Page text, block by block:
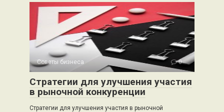
Советы бизнеса 0
Стратегии для улучшения участия
в рыночной конкуренции
Стратегии для улучшения участия в рыночной